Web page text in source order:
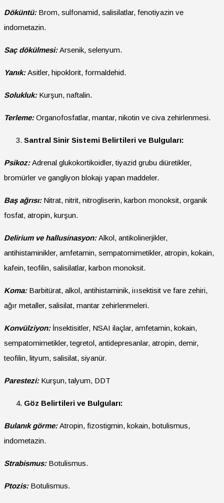
Döküntü: Brom, sulfonamid, salisilatlar, fenotiyazin ve
indometazin.
Saç dökülmesi: Arsenik, selenyum.
Yanık: Asitler, hipoklorit, formaldehid.
Solukluk: Kurşun, naftalin.
Terleme: Organofosfatlar, mantar, nikotin ve civa zehirlenmesi.
Santral Sinir Sistemi Belirtileri ve Bulguları:
Psikoz: Adrenal glukokortikoidler, tiyazid grubu diüretikler,
bromürler ve gangliyon blokajı yapan maddeler.
Baş ağrısı: Nitrat, nitrit, nitrogliserin, karbon monoksit, organik
fosfat, atropin, kurşun.
Delirium ve hallusinasyon: Alkol, antikolinerjikler,
antihistaminikler, amfetamin, sempatomimetikler, atropin, kokain,
kafein, teofilin, salisilatlar, karbon monoksit.
Koma: Barbitürat, alkol, antihistaminik, iıısektisit ve fare zehiri,
ağır metaller, salisilat, mantar zehirlenmeleri.
Konvülziyon: İnsektisitler, NSAI ilaçlar, amfetamin, kokain,
sempatomimetikler, tegretol, antidepresanlar, atropin, demir,
teofilin, lityum, salisilat, siyanür.
Parestezi: Kurşun, talyum, DDT
Göz Belirtileri ve Bulguları:
Bulanık görme: Atropin, fizostigmin, kokain, botulismus,
indometazin.
Strabismus: Botulismus.
Ptozis: Botulismus.